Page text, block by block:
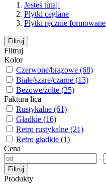
Jesteś tutaj:
Płytki ceglane
Płytki ręcznie formowane
Filtruj
Filtruj
Kolor
Czerwone/brązowe (68)
Białe/szare/czarne (13)
Beżowe/żółte (25)
Faktura lica
Rustykalne (61)
Gładkie (16)
Retro rustykalne (21)
Retro gładkie (1)
Cena
-
Filtruj
Produkty